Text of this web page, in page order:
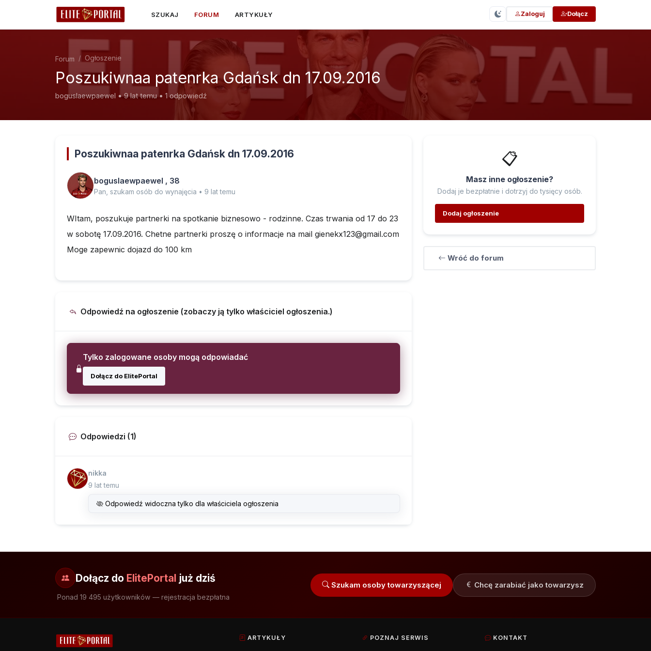
SZUKAJ FORUM ARTYKUŁY Zaloguj Dołącz
Forum Ogłoszenie
Poszukiwnaa patenrka Gdańsk dn 17.09.2016
boguslaewpaewel • 9 lat temu • 1 odpowiedź
Poszukiwnaa patenrka Gdańsk dn 17.09.2016
boguslaewpaewel , 38
Pan, szukam osób do wynajęcia • 9 lat temu
WItam, poszukuje partnerki na spotkanie biznesowo - rodzinne. Czas trwania od 17 do 23
w sobotę 17.09.2016. Chetne partnerki proszę o informacje na mail gienekx123@gmail.com
Moge zapewnic dojazd do 100 km
Odpowiedź na ogłoszenie (zobaczy ją tylko właściciel ogłoszenia.)
Tylko zalogowane osoby mogą odpowiadać
Dołącz do ElitePortal
Odpowiedzi (1)
nikka
9 lat temu
Odpowiedź widoczna tylko dla właściciela ogłoszenia
📋
Masz inne ogłoszenie?
Dodaj je bezpłatnie i dotrzyj do tysięcy osób.
Dodaj ogłoszenie
Wróć do forum
Dołącz do ElitePortal już dziś
Ponad 19 495 użytkowników — rejestracja bezpłatna
Szukam osoby towarzyszącej Chcę zarabiać jako towarzysz
ARTYKUŁY POZNAJ SERWIS KONTAKT